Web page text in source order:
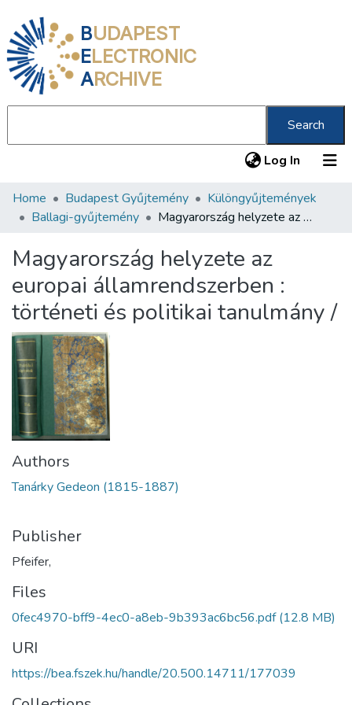
BUDAPEST
ELECTRONIC
ARCHIVE
Search
Log In (current)
Communities & Collections
Statistics
About us
Home Budapest Gyűjtemény
Különgyűjtemények
Ballagi-gyűjtemény
Magyarország helyzete az europai államrendszerben : történeti és politikai tanulmány /
Magyarország helyzete az
europai államrendszerben :
történeti és politikai tanulmány /
Authors
Tanárky Gedeon (1815-1887)
Publisher
Pfeifer,
Files
0fec4970-bff9-4ec0-a8eb-9b393ac6bc56.pdf(12.8 MB)
URI
https://bea.fszek.hu/handle/20.500.14711/177039